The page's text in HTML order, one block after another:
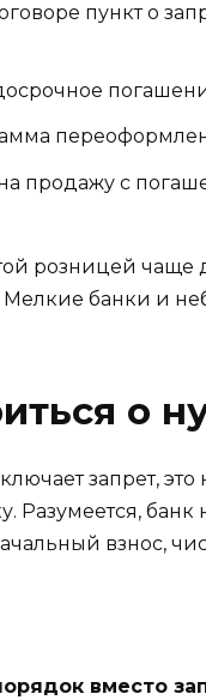
пункт о
продажу с
розницей чаще
банки и
о
запрет,
Разумеется,
взнос,
вместо